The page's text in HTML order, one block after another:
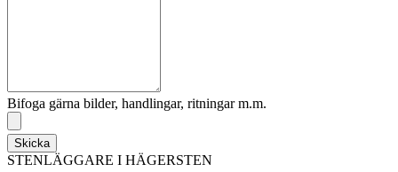
Bifoga gärna bilder, handlingar, ritningar m.m.
Skicka
STENLÄGGARE I HÄGERSTEN